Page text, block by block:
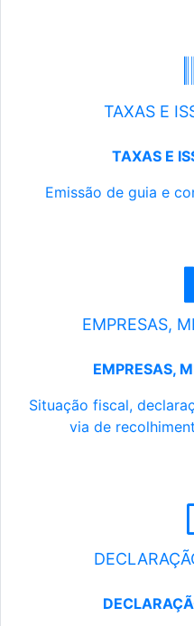
TAXAS E
TAXAS E
Emissão de guia e
EMPRESAS,
EMPRESAS,
Situação fiscal,
via de